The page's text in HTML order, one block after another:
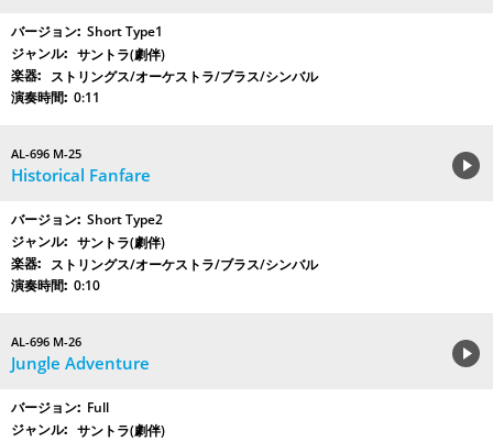
Short Type1
サントラ(劇伴)
ストリングス/オーケストラ/ブラス/シンバル
0:11
AL-696 M-25
Historical Fanfare
Short Type2
サントラ(劇伴)
ストリングス/オーケストラ/ブラス/シンバル
0:10
AL-696 M-26
Jungle Adventure
Full
サントラ(劇伴)